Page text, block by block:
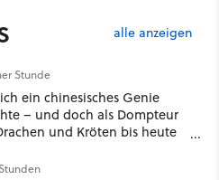
alle anzeigen
Stunde
ein chinesisches Genie
– und doch als Dompteur
und Kröten bis heute